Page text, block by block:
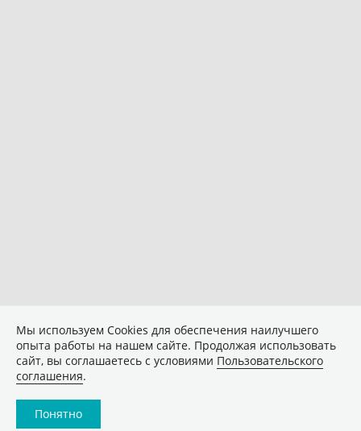
Мы используем Сookies для обеспечения наилучшего
опыта работы на нашем сайте. Продолжая использовать
сайт, вы соглашаетесь с условиями Пользовательского
соглашения.
Понятно